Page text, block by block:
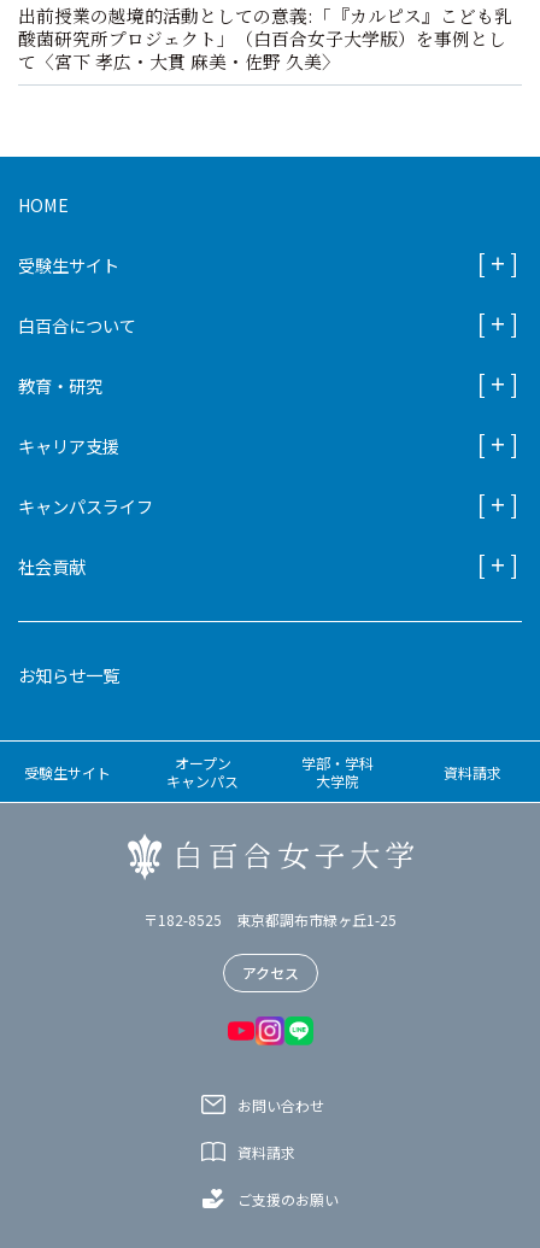
出前授業の越境的活動としての意義:「『カルピス』こども乳
酸菌研究所プロジェクト」（白百合女子大学版）を事例とし
て〈宮下 孝広・大貫 麻美・佐野 久美〉
HOME
受験生サイト
白百合について
教育・研究
キャリア支援
キャンパスライフ
社会貢献
お知らせ一覧
受験生サイト
オープン
キャンパス
学部・学科
大学院
資料請求
〒182-8525 東京都調布市緑ヶ丘1-25
アクセス
お問い合わせ
資料請求
ご支援のお願い